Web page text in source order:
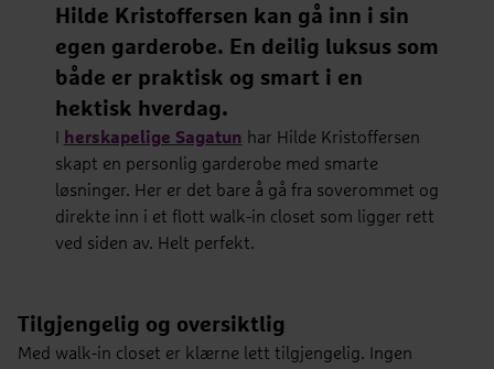
Hilde Kristoffersen kan gå inn i sin
egen garderobe. En deilig luksus som
både er praktisk og smart i en
hektisk hverdag.
I herskapelige Sagatun har Hilde Kristoffersen
skapt en personlig garderobe med smarte
løsninger. Her er det bare å gå fra soverommet og
direkte inn i et flott walk-in closet som ligger rett
ved siden av. Helt perfekt.
Tilgjengelig og oversiktlig
Med walk-in closet er klærne lett tilgjengelig. Ingen